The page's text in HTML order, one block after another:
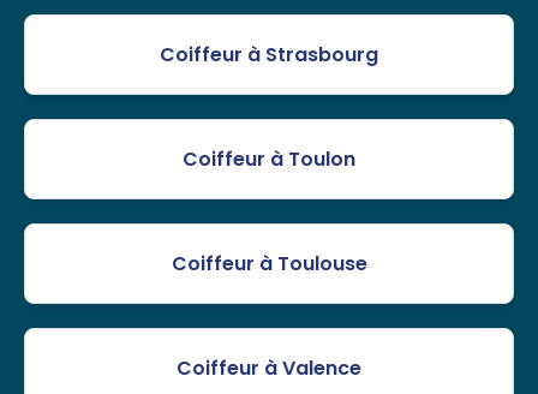
Coiffeur à Strasbourg
Coiffeur à Toulon
Coiffeur à Toulouse
Coiffeur à Valence